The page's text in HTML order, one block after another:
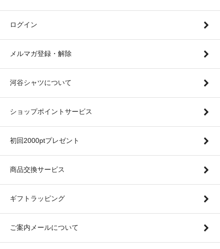
ログイン
メルマガ登録・解除
河谷シャツについて
ショップポイントサービス
初回2000ptプレゼント
商品交換サービス
ギフトラッピング
ご案内メールについて